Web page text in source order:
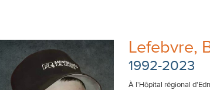
Lefebvre,
1992-2023
À l'Hôpital régional